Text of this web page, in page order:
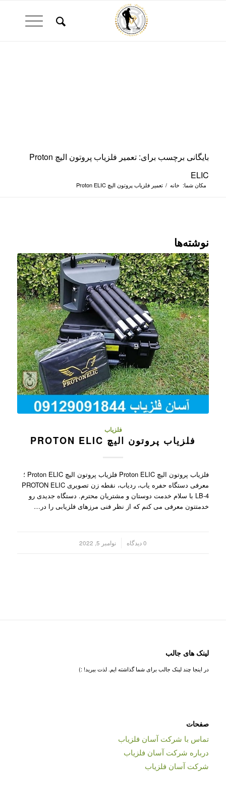
بایگانی برچسب برای: تعمیر فلزیاب پروتون الیچ Proton
ELIC
مکان شما: خانه / تعمیر فلزیاب پروتون الیچ Proton ELIC
نوشته‌ها
فلزیاب
فلزیاب پروتون الیچ PROTON ELIC
فلزیاب پروتون الیچ Proton ELIC فلزیاب پروتون الیچ Proton ELIC ؛
معرفی دستگاه حفره یاب، ردیاب، نقطه زن تصویری PROTON ELIC
LB-4 با سلام خدمت دوستان و مشتریان محترم. دستگاه جدیدی رو
خدمتتون معرفی می کنم که از نظر فنی مرزهای فلزیابی را در…
0 دیدگاه نوامبر 5, 2022
لینک های جالب
در اینجا چند لینک جالب برای شما گذاشته ایم. لذت ببرید! :)
صفحات
تماس با شرکت آسان فلزیاب
درباره شرکت آسان فلزیاب
شرکت آسان فلزیاب